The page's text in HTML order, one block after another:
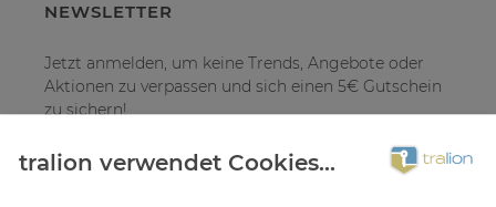
NEWSLETTER
Jetzt anmelden, um keine Trends, Angebote oder
Aktionen zu verpassen und sich einen 5€ Gutschein
zu sichern!
tralion verwendet Cookies...